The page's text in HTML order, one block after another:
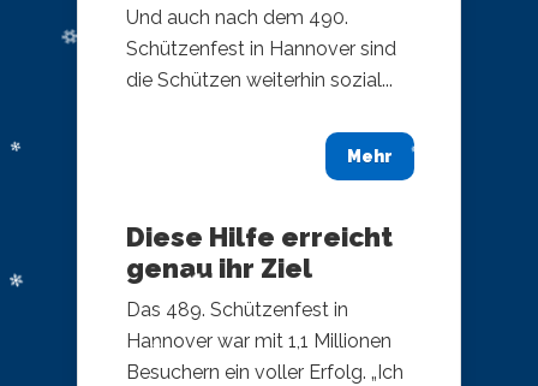
Und auch nach dem 490.
Schützenfest in Hannover sind
die Schützen weiterhin sozial...
Mehr
Diese Hilfe erreicht
genau ihr Ziel
Das 489. Schützenfest in
Hannover war mit 1,1 Millionen
Besuchern ein voller Erfolg. „Ich